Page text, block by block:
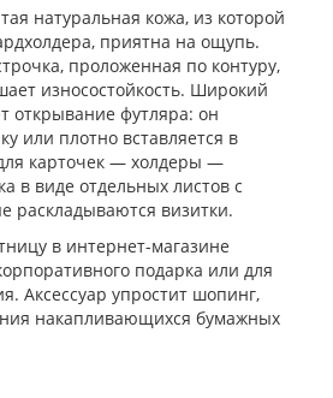
натуральная кожа, из которой
приятна на ощупь.
проложенная по контуру,
износостойкость. Широкий
открывание футляра: он
или плотно вставляется в
карточек — холдеры —
в виде отдельных листов с
раскладываются визитки.
в интернет-магазине
подарка или для
Аксессуар упростит шопинг,
накапливающихся бумажных